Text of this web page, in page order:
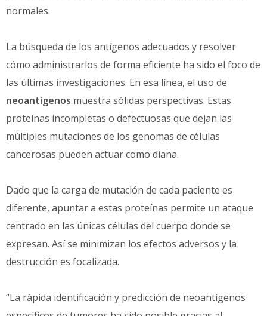
normales.
La búsqueda de los antígenos adecuados y resolver
cómo administrarlos de forma eficiente ha sido el foco de
las últimas investigaciones. En esa línea, el uso de
neoantígenos muestra sólidas perspectivas. Estas
proteínas incompletas o defectuosas que dejan las
múltiples mutaciones de los genomas de células
cancerosas pueden actuar como diana.
Dado que la carga de mutación de cada paciente es
diferente, apuntar a estas proteínas permite un ataque
centrado en las únicas células del cuerpo donde se
expresan. Así se minimizan los efectos adversos y la
destrucción es focalizada.
“La rápida identificación y predicción de neoantígenos